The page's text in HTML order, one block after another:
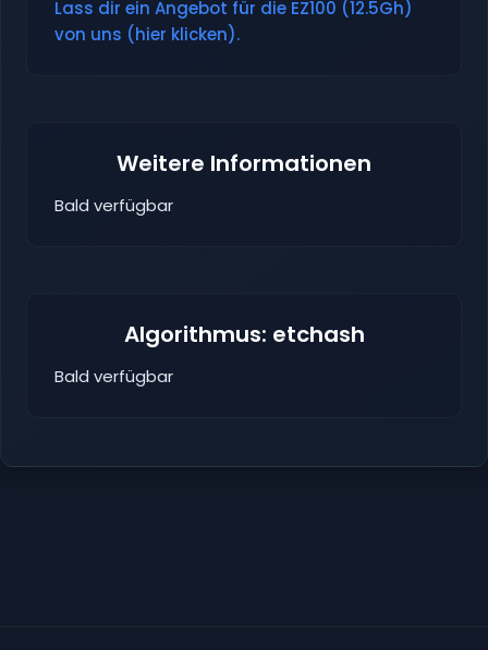
Lass dir ein Angebot für die EZ100 (12.5Gh)
von uns (hier klicken).
Weitere Informationen
Bald verfügbar
Algorithmus: etchash
Bald verfügbar